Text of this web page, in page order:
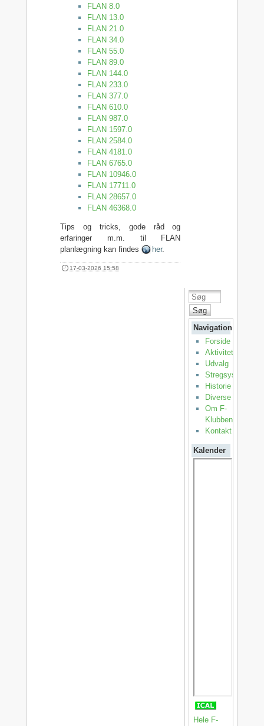
FLAN 8.0
FLAN 13.0
FLAN 21.0
FLAN 34.0
FLAN 55.0
FLAN 89.0
FLAN 144.0
FLAN 233.0
FLAN 377.0
FLAN 610.0
FLAN 987.0
FLAN 1597.0
FLAN 2584.0
FLAN 4181.0
FLAN 6765.0
FLAN 10946.0
FLAN 17711.0
FLAN 28657.0
FLAN 46368.0
Tips og tricks, gode råd og
erfaringer m.m. til FLAN
planlægning kan findes
her.
17-03-2026 15:58
Søg
Navigation
Forside
Aktiviteter
Udvalg
Stregsystemet
Historie
Diverse
Om F-
Klubben
Kontakt
Kalender
Hele F-